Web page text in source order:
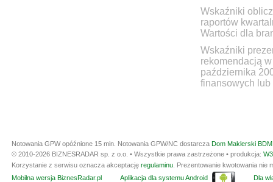
Wskaźniki
raportów
Wartości dla
Wskaźniki
rekomendacją
października
finansowych lub
Notowania GPW opóźnione 15 min. Notowania GPW/NC dostarcza Dom Maklerski
© 2010-2026 BIZNESRADAR sp. z o.o. • Wszystkie prawa zastrzeżone • produkcja:
Korzystanie z serwisu oznacza akceptację regulaminu . Prezentowanie kwotowania
Mobilna wersja BiznesRadar.pl
Aplikacja dla systemu Android Dla